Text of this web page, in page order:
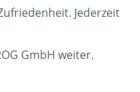
Jederzeit
GmbH weiter.